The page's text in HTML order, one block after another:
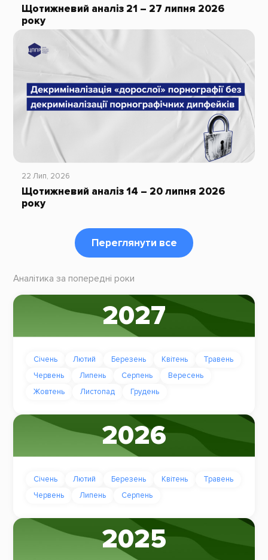
Щотижневий аналіз 21 – 27 липня 2026
року
22 Лип, 2026
Щотижневий аналіз 14 – 20 липня 2026
року
Переглянути все
Аналітика за попередні роки
2027
Січень Лютий Березень Квітень
Травень
Червень
Липень Серпень
Вересень
Жовтень
Листопад Грудень
2026
Січень Лютий Березень Квітень
Травень
Червень
Липень Серпень
2025